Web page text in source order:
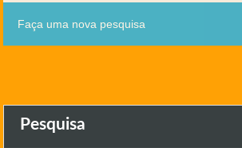
Faça uma nova pesquisa
Pesquisa